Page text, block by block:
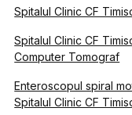
Spitalul Clinic CF
Spitalul Clinic CF
Computer Tomograf
Enteroscopul spiral
Spitalul Clinic CF